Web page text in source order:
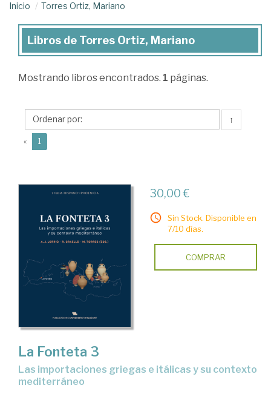
Inicio Torres Ortiz, Mariano
Libros
Torres
Mariano
Libros de Torres Ortiz, Mariano
Mostrando libros encontrados. 1 páginas.
↑
« 1
30,00 €
Sin Stock. Disponible en
7/10 días.
COMPRAR
La Fonteta 3
las importaciones griegas e itálicas y su contexto
mediterráneo